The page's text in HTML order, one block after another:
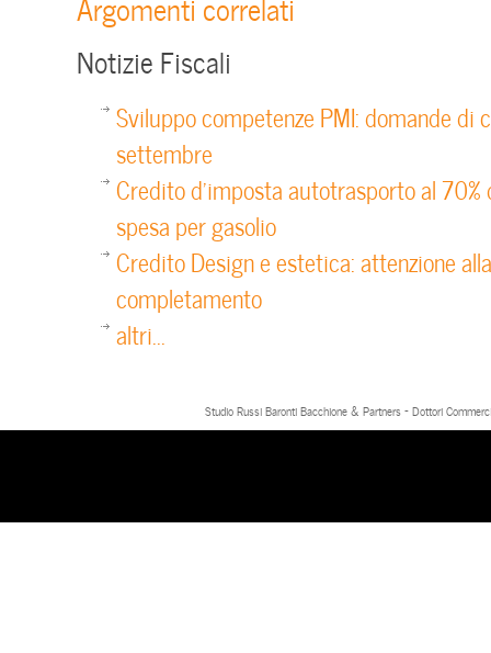
Notizie Fiscali
Sviluppo competenze PMI: domande di
settembre
Credito d’imposta autotrasporto al
spesa per gasolio
Credito Design e estetica: attenzione
completamento
altri...
Studio Russi Baronti Bacchione & Partners - Dottori